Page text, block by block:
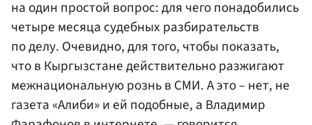
на один простой вопрос: для чего понадобились
четыре месяца судебных разбирательств
по делу. Очевидно, для того, чтобы показать,
что в Кыргызстане действительно разжигают
межнациональную рознь в СМИ. А это – нет, не
газета «Алиби» и ей подобные, а Владимир